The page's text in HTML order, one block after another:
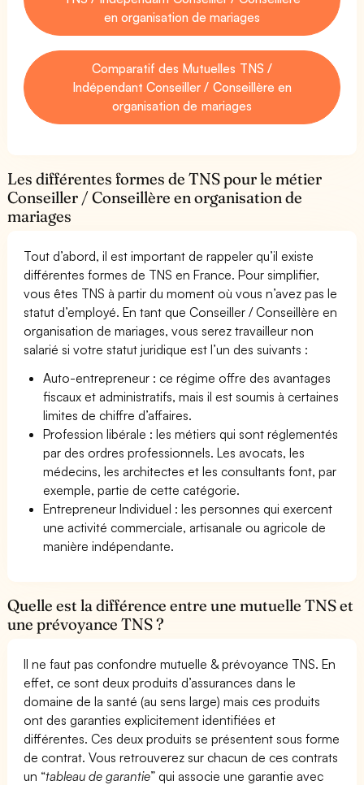
en organisation de mariages
Comparatif des Mutuelles TNS /
Indépendant Conseiller / Conseillère en
organisation de mariages
Les différentes formes de TNS pour le métier
Conseiller / Conseillère en organisation de
mariages
Tout d’abord, il est important de rappeler qu’il existe
différentes formes de TNS en France. Pour simplifier,
vous êtes TNS à partir du moment où vous n’avez pas le
statut d’employé. En tant que Conseiller / Conseillère en
organisation de mariages, vous serez travailleur non
salarié si votre statut juridique est l’un des suivants :
Auto-entrepreneur : ce régime offre des avantages
fiscaux et administratifs, mais il est soumis à certaines
limites de chiffre d’affaires.
Profession libérale : les métiers qui sont réglementés
par des ordres professionnels. Les avocats, les
médecins, les architectes et les consultants font, par
exemple, partie de cette catégorie.
Entrepreneur Individuel : les personnes qui exercent
une activité commerciale, artisanale ou agricole de
manière indépendante.
Quelle est la différence entre une mutuelle TNS et
une prévoyance TNS ?
Il ne faut pas confondre mutuelle & prévoyance TNS. En
effet, ce sont deux produits d’assurances dans le
domaine de la santé (au sens large) mais ces produits
ont des garanties explicitement identifiées et
différentes. Ces deux produits se présentent sous forme
de contrat. Vous retrouverez sur chacun de ces contrats
un “tableau de garantie” qui associe une garantie avec